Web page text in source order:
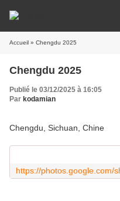
Accueil » Chengdu 2025
Chengdu 2025
Publié le 03/12/2025 à 16:05
Par kodamian
Chengdu, Sichuan, Chine